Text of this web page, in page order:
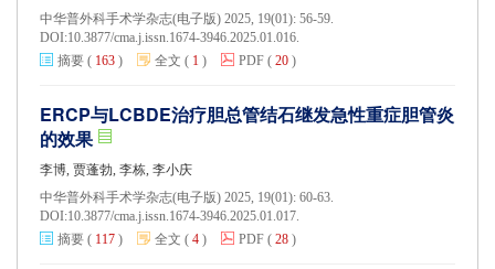
中华普外科手术学杂志(电子版) 2025, 19(01): 56-59.
DOI:10.3877/cma.j.issn.1674-3946.2025.01.016.
摘要 ( 163 ) 全文 ( 1 ) PDF ( 20 )
ERCP与LCBDE治疗胆总管结石继发急性重症胆管炎
的效果
李博, 贾蓬勃, 李栋, 李小庆
中华普外科手术学杂志(电子版) 2025, 19(01): 60-63.
DOI:10.3877/cma.j.issn.1674-3946.2025.01.017.
摘要 ( 117 ) 全文 ( 4 ) PDF ( 28 )